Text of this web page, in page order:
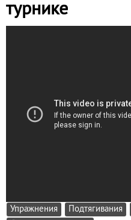
турнике
Упражнения Подтягивания